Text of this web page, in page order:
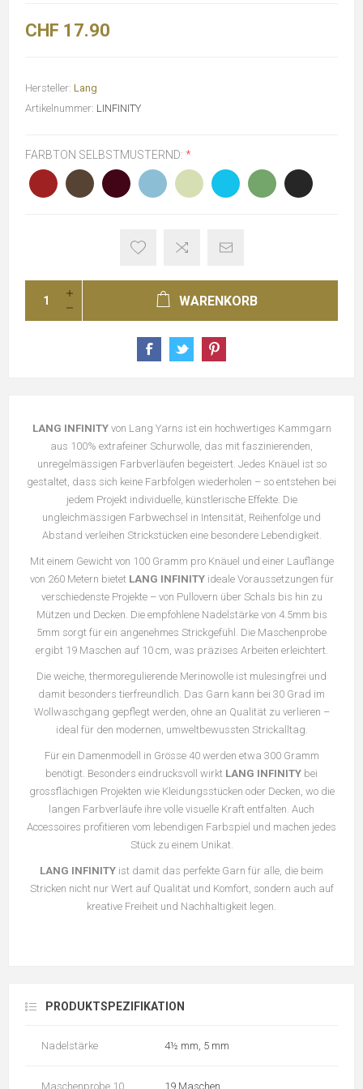
CHF 17.90
Hersteller: Lang
Artikelnummer: LINFINITY
FARBTON SELBSTMUSTERND: *
WARENKORB
LANG INFINITYvon Lang Yarns ist ein hochwertiges Kammgarn
aus 100% extrafeiner Schurwolle, das mit faszinierenden,
unregelmässigen Farbverläufen begeistert. Jedes Knäuel ist so
gestaltet, dass sich keine Farbfolgen wiederholen – so entstehen bei
jedem Projekt individuelle, künstlerische Effekte. Die
ungleichmässigen Farbwechsel in Intensität, Reihenfolge und
Abstand verleihen Strickstücken eine besondere Lebendigkeit.
Mit einem Gewicht von 100 Gramm pro Knäuel und einer Lauflänge
von 260 Metern bietet LANG INFINITYideale Voraussetzungen für
verschiedenste Projekte – von Pullovern über Schals bis hin zu
Mützen und Decken. Die empfohlene Nadelstärke von 4.5mm bis
5mm sorgt für ein angenehmes Strickgefühl. Die Maschenprobe
ergibt 19 Maschen auf 10 cm, was präzises Arbeiten erleichtert.
Die weiche, thermoregulierende Merinowolle ist mulesingfrei und
damit besonders tierfreundlich. Das Garn kann bei 30 Grad im
Wollwaschgang gepflegt werden, ohne an Qualität zu verlieren –
ideal für den modernen, umweltbewussten Strickalltag.
Für ein Damenmodell in Grösse 40 werden etwa 300 Gramm
benötigt. Besonders eindrucksvoll wirkt LANG INFINITY bei
grossflächigen Projekten wie Kleidungsstücken oder Decken, wo die
langen Farbverläufe ihre volle visuelle Kraft entfalten. Auch
Accessoires profitieren vom lebendigen Farbspiel und machen jedes
Stück zu einem Unikat.
LANG INFINITY ist damit das perfekte Garn für alle, die beim
Stricken nicht nur Wert auf Qualität und Komfort, sondern auch auf
kreative Freiheit und Nachhaltigkeit legen.
PRODUKTSPEZIFIKATION
Nadelstärke 4½ mm, 5 mm
Maschenprobe 10 19 Maschen